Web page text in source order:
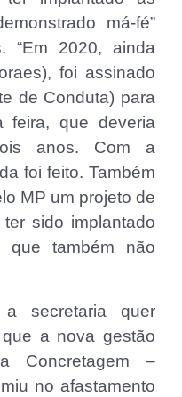
má-fé”
“Em 2020, ainda
foi assinado
de Conduta) para
feira, que deveria
anos. Com a
foi feito. Também
MP um projeto de
sido implantado
que também não
secretaria quer
que a nova gestão
Concretagem –
no afastamento